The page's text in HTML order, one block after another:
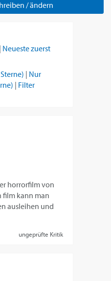
/ ändern
| Neueste zuerst
| Nur
| Filter
horrorfilm von
film kann man
ausleihen und
ungeprüfte Kritik